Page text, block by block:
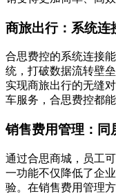
商旅出行：系统连
合思费控的系统连接
统，打破数据流转壁
实现商旅出行的无缝
车服务，合思费控都
销售费用管理：同
通过合思商城，员工
一功能不仅降低了企
验。在销售费用管理